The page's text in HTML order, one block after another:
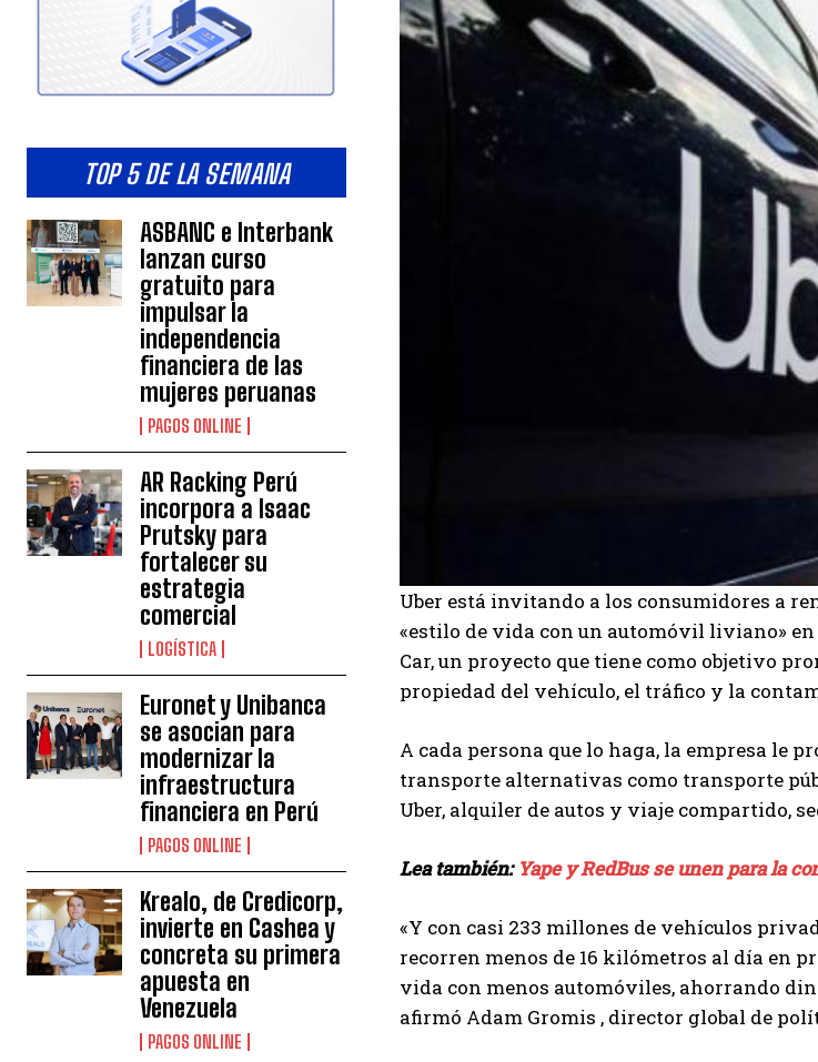
TOP 5 DE LA SEMANA
ASBANC e Interbank
lanzan curso
gratuito para
impulsar la
independencia
financiera de las
mujeres peruanas
PAGOS ONLINE
AR Racking Perú
incorpora a Isaac
Prutsky para
fortalecer su
estrategia
comercial
LOGÍSTICA
Euronet y Unibanca
se asocian para
modernizar la
infraestructura
financiera en Perú
PAGOS ONLINE
Krealo, de Credicorp,
invierte en Cashea y
concreta su primera
apuesta en
Venezuela
PAGOS ONLINE
Uber está invitando a los consumidores a
«estilo de vida con un automóvil liviano» en
Car, un proyecto que tiene como objetivo
propiedad del vehículo, el tráfico y la
A cada persona que lo haga, la empresa le
transporte alternativas como transporte
Uber, alquiler de autos y viaje compartido,
Lea también: Yape y RedBus se unen para la
«Y con casi 233 millones de vehículos
recorren menos de 16 kilómetros al día en
vida con menos automóviles, ahorrando
afirmó Adam Gromis , director global de